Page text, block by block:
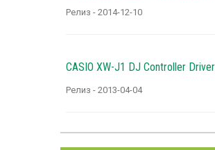
Релиз - 2014-12-10
CASIO XW-J1 DJ Controller
Релиз - 2013-04-04